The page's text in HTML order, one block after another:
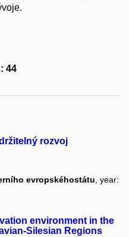
44
rozvoj
evropskéhostátu , year:
environment in the
Silesian Regions